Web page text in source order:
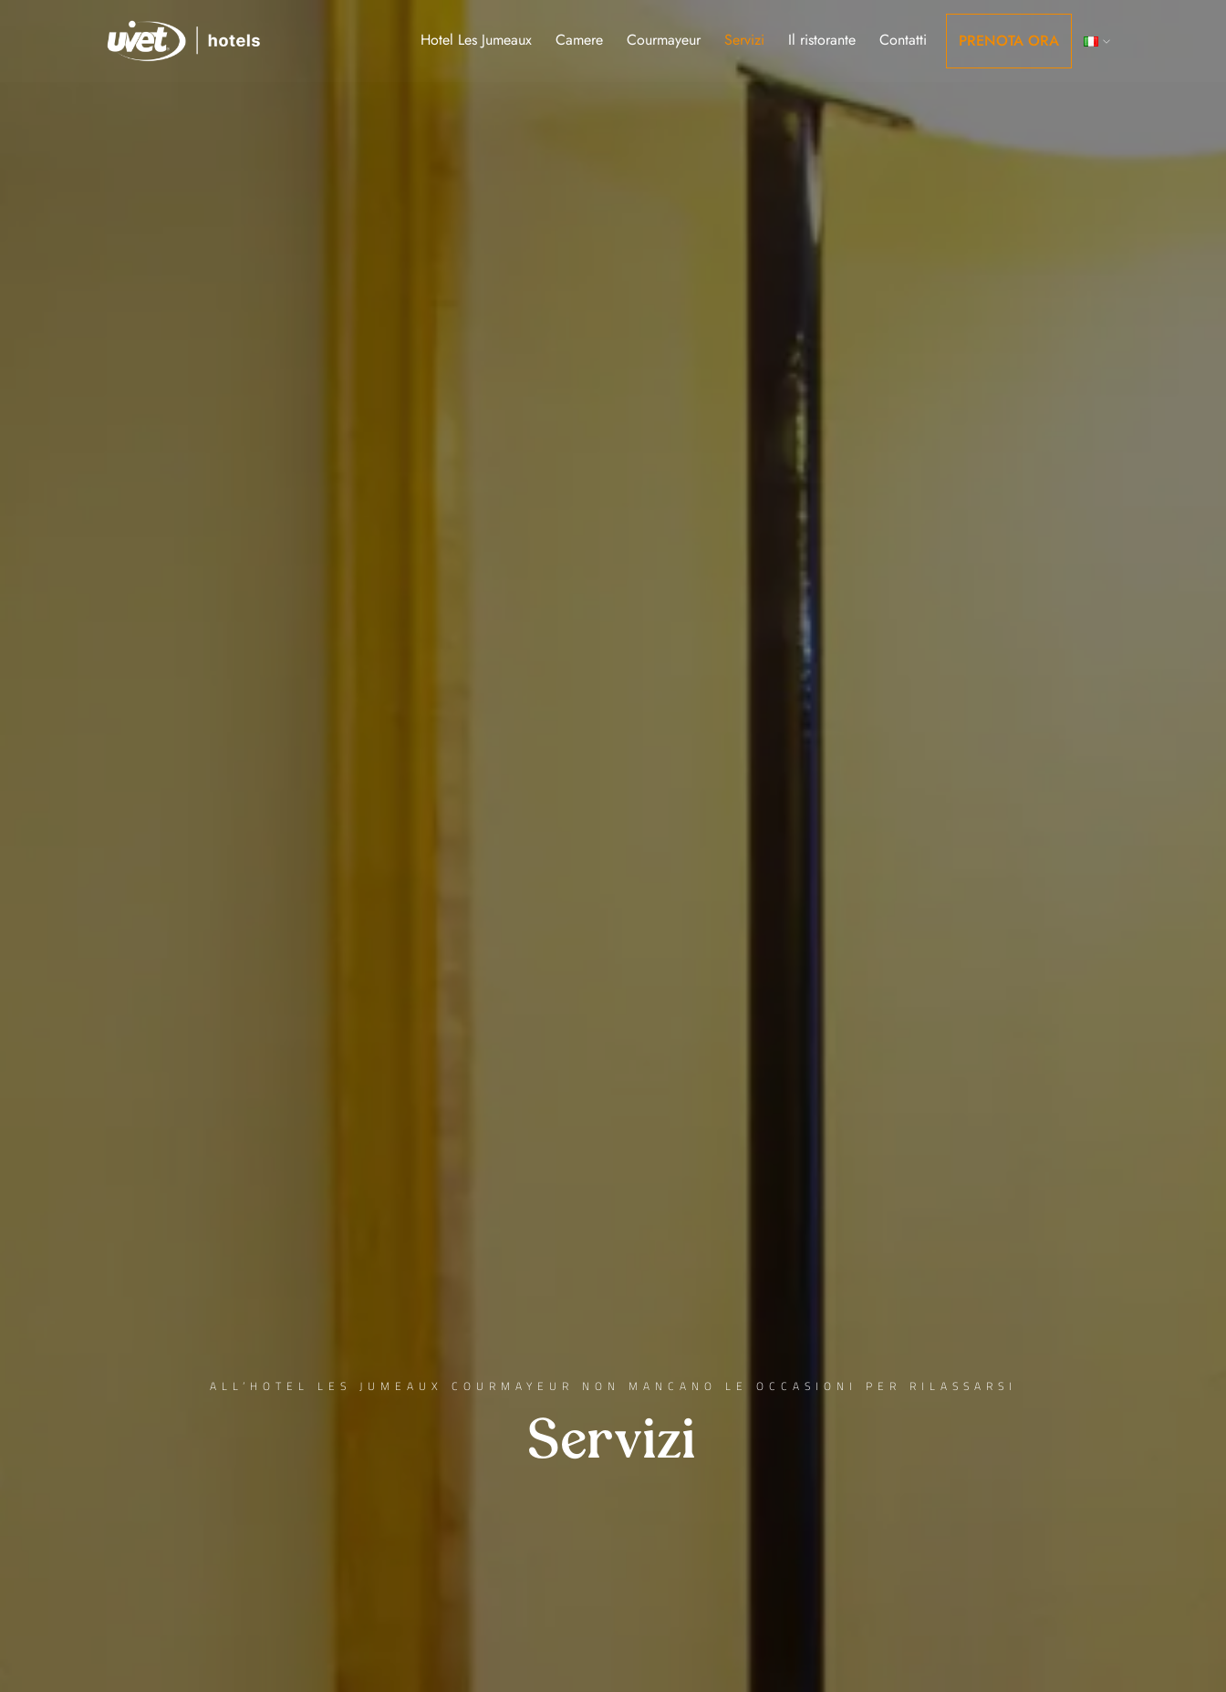
Hotel Les Jumeaux Camere Courmayeur Servizi Il ristorante Contatti PRENOTA ORA
ALL’HOTEL LES JUMEAUX COURMAYEUR NON MANCANO LE OCCASIONI PER RILASSARSI
Servizi